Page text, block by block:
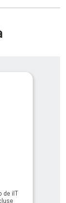
de ilT